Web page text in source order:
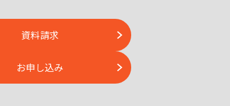
資料請求
お申し込み